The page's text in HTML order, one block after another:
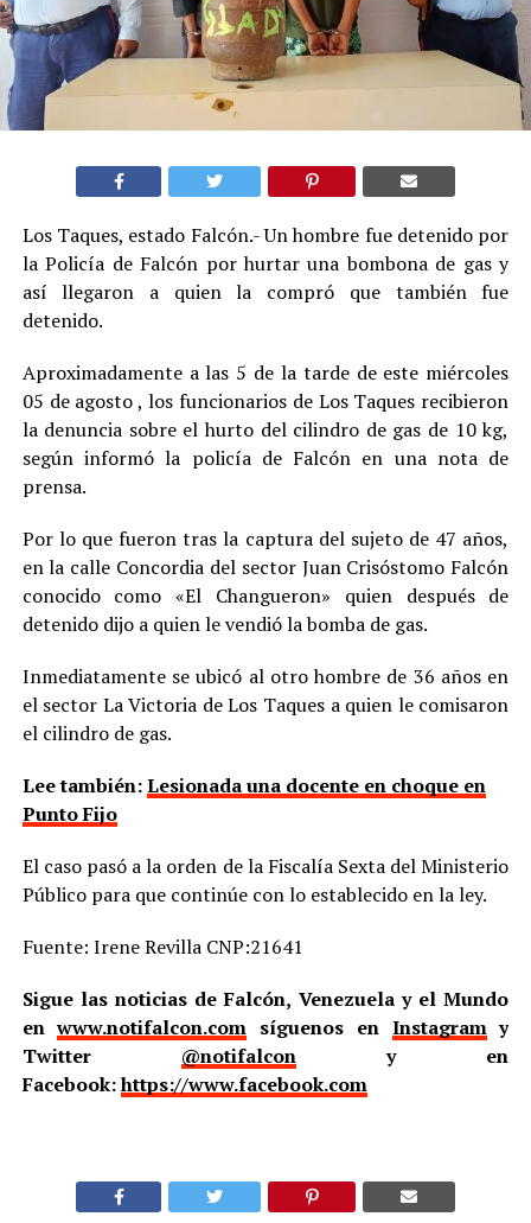
Los Taques, estado Falcón.- Un hombre fue detenido por
la Policía de Falcón por hurtar una bombona de gas y
así llegaron a quien la compró que también fue
detenido.
Aproximadamente a las 5 de la tarde de este miércoles
05 de agosto , los funcionarios de Los Taques recibieron
la denuncia sobre el hurto del cilindro de gas de 10 kg,
según informó la policía de Falcón en una nota de
prensa.
Por lo que fueron tras la captura del sujeto de 47 años,
en la calle Concordia del sector Juan Crisóstomo Falcón
conocido como «El Changueron» quien después de
detenido dijo a quien le vendió la bomba de gas.
Inmediatamente se ubicó al otro hombre de 36 años en
el sector La Victoria de Los Taques a quien le comisaron
el cilindro de gas.
Lee también:Lesionada una docente en choque en
Punto Fijo
El caso pasó a la orden de la Fiscalía Sexta del Ministerio
Público para que continúe con lo establecido en la ley.
Fuente: Irene Revilla CNP:21641
Sigue las noticias de Falcón, Venezuela y el Mundo
enwww.notifalcon.com síguenos en Instagramy
Twitter @notifalcony en
Facebook:https://www.facebook.com